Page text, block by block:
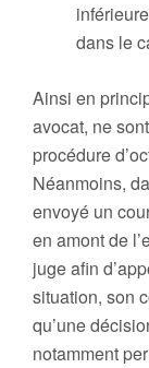
dans le
Ainsi en
avocat, ne
procédure
Néanmoins,
envoyé un
en amont de
juge afin
situation, son
qu’une
notamment